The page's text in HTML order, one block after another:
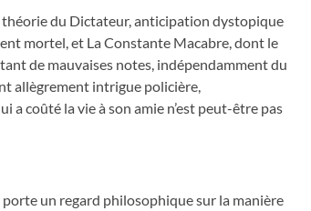
théorie du Dictateur, anticipation dystopique
mortel, et La Constante Macabre, dont le
de mauvaises notes, indépendamment du
allègrement intrigue policière,
a coûté la vie à son amie n’est peut-être pas
porte un regard philosophique sur la manière